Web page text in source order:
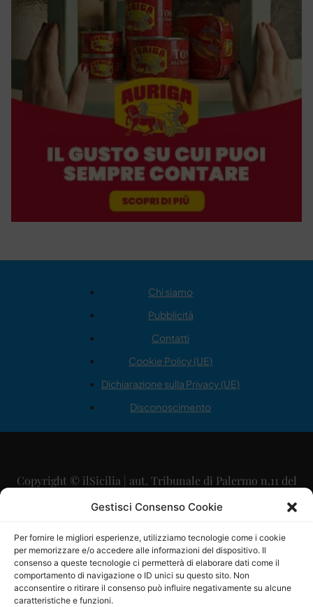
Gestisci Consenso Cookie
Per fornire le migliori esperienze, utilizziamo tecnologie come i cookie
per memorizzare e/o accedere alle informazioni del dispositivo. Il
consenso a queste tecnologie ci permetterà di elaborare dati come il
comportamento di navigazione o ID unici su questo sito. Non
acconsentire o ritirare il consenso può influire negativamente su alcune
caratteristiche e funzioni.
Chi siamo
Pubblicità
Contatti
Cookie Policy (UE)
Dichiarazione sulla Privacy (UE)
Disconoscimento
Copyright © ilSicilia | aut. Tribunale di Palermo n.11 del
29/09/2015
Direttore Editoriale: Maurizio Scaglione
Direttore Responsabile: Maria Calabrese